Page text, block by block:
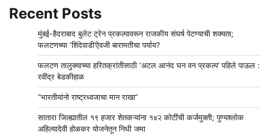
Recent Posts
मुंबई-हैदराबाद बुलेट ट्रेन प्रकल्पावरून राजकीय संघर्ष पेटण्याची शक्यता;
फलटणच्या ‘शिंदेवाडी’ऐवजी बारामतीचा पर्याय?
फलटण तालुक्याच्या हरितक्रांतीसाठी ‘अटल आनंद घन वन प्रकल्प’ पहिले पाऊल :
रवींद्र बेडकीहाळ
“भारतीयांनो राष्ट्रध्वजाचा मान राखा”
सातारा जिल्ह्यातील १९ हजार शेतकऱ्यांना १४२ कोटींची कर्जमुक्ती; पुण्यश्लोक
अहिल्यादेवी होळकर योजनेतून निधी जमा